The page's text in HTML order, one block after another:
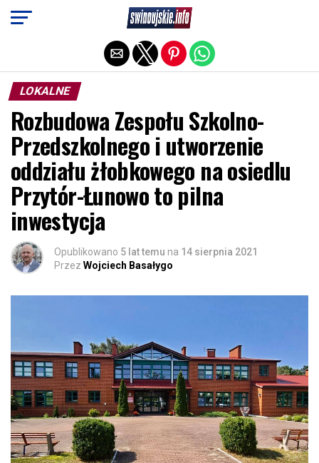
LOKALNE
Rozbudowa Zespołu Szkolno-
Przedszkolnego i utworzenie
oddziału żłobkowego na osiedlu
Przytór-Łunowo to pilna
inwestycja
Opublikowano 5 lat temu na 14 sierpnia 2021
Przez Wojciech Basałygo
Exit mobile version